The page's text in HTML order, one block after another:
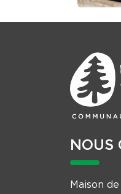
NOUS
Maison